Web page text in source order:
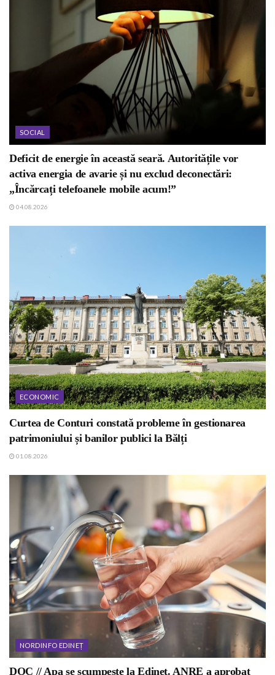
SOCIAL
Deficit de energie în această seară. Autoritățile vor
activa energia de avarie și nu exclud deconectări:
„Încărcați telefoanele mobile acum!”
04.08.2026
ECONOMIC
Curtea de Conturi constată probleme în gestionarea
patrimoniului și banilor publici la Bălți
01.08.2026
NORDINFO EDINEȚ
DOC // Apa se scumpește la Edineț. ANRE a aprobat